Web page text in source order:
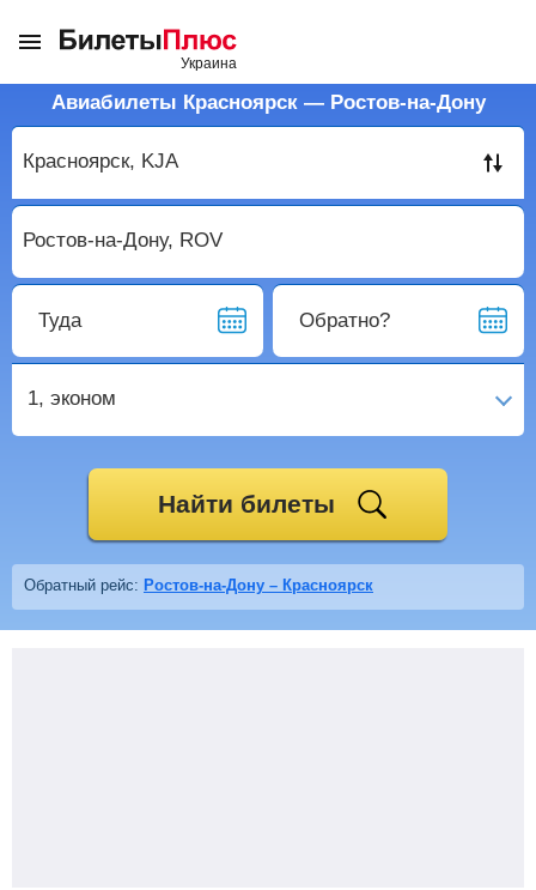
Авиабилеты Красноярск — Ростов-на-Дону
Туда Обратно?
1, эконом
Найти билеты
Обратный рейс: Ростов-на-Дону – Красноярск